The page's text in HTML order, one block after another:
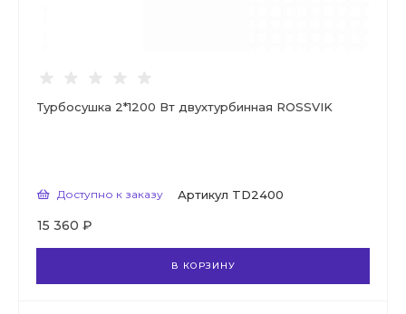
Турбосушка 2*1200 Вт двухтурбинная ROSSVIK
Доступно к заказу Артикул TD2400
15 360 ₽
В КОРЗИНУ